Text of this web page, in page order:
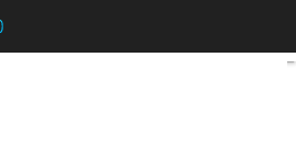
Nuove piattaforme Edge per